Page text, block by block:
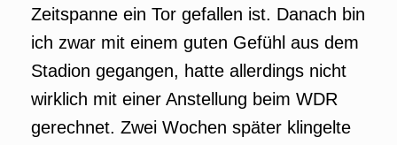
Zeitspanne ein Tor gefallen ist. Danach bin
ich zwar mit einem guten Gefühl aus dem
Stadion gegangen, hatte allerdings nicht
wirklich mit einer Anstellung beim WDR
gerechnet. Zwei Wochen später klingelte